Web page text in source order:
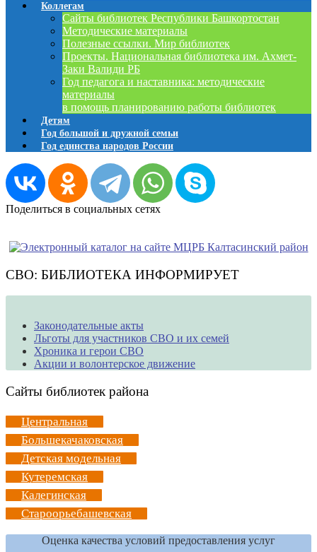
Коллегам
Сайты библиотек Республики Башкортостан
Методические материалы
Полезные ссылки. Мир библиотек
Проекты. Национальная библиотека им. Ахмет-
Заки Валиди РБ
Год педагога и наставника: методические
материалы
в помощь планированию работы библиотек
Детям
Год большой и дружной семьи
Год единства народов России
Поделиться в социальных сетях
СВО: БИБЛИОТЕКА ИНФОРМИРУЕТ
Законодательные акты
Льготы для участников СВО и их семей
Хроника и герои СВО
Акции и волонтерское движение
Сайты библиотек района
Центральная
Большекачаковская
Детская модельная
Кутеремская
Калегинская
Староорьебашевская
Оценка качества условий предоставления услуг